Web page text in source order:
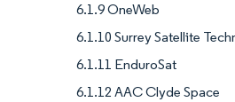
6.1.9 OneWeb
6.1.10 Surrey Satellite
6.1.11 EnduroSat
6.1.12 AAC Clyde Space